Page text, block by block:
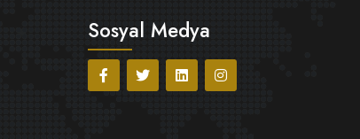
Sosyal Medya